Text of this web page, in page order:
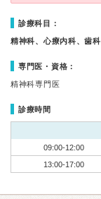
診療科目：
精神科、心療内科、歯科
専門医・資格：
精神科専門医
診療時間
09:00-12:00
13:00-17:00